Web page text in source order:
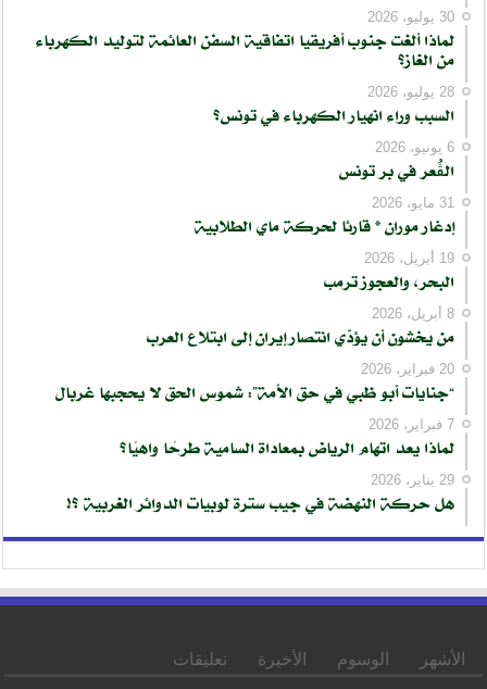
30 يوليو، 2026
لماذا ألغت جنوب أفريقيا اتفاقية السفن العائمة لتوليد الكهرباء
من الغاز؟
28 يوليو، 2026
السبب وراء انهيار الكهرباء في تونس؟
6 يونيو، 2026
الڨُعر في بر تونس
31 مايو، 2026
إدغار موران * قارئا لحركة ماي الطلابية
19 أبريل، 2026
البحر، والعجوز ترمب
8 أبريل، 2026
من يخشون أن يؤدّي انتصار إيران إلى ابتلاع العرب
20 فبراير، 2026
“جنايات أبو ظبي في حق الأمة”: شموس الحق لا يحجبها غربال
7 فبراير، 2026
لماذا يعد اتهام الرياض بمعاداة السامية طرحًا واهيًا؟
29 يناير، 2026
هل حركة النهضة في جيب سترة لوبيات الدوائر الغربية ؟!
الأشهر الوسوم الأخيرة تعليقات